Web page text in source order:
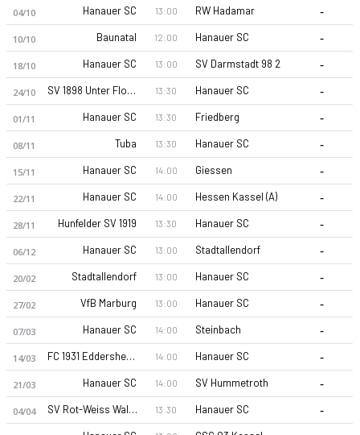
Hanauer SC 26-27 sezonu | Hessenliga'de 8. sırada, 3
04/10 Hanauer SC 13:00 RW Hadamar -
10/10 Baunatal 12:00 Hanauer SC -
18/10 Hanauer SC 13:00 SV Darmstadt 98 2 -
24/10 SV 1898 Unter Flockenbach 13:30 Hanauer SC -
01/11 Hanauer SC 13:30 Friedberg -
08/11 Tuba 13:30 Hanauer SC -
15/11 Hanauer SC 14:00 Giessen -
22/11 Hanauer SC 14:00 Hessen Kassel (A) -
28/11 Hunfelder SV 1919 13:30 Hanauer SC -
06/12 Hanauer SC 13:00 Stadtallendorf -
20/02 Stadtallendorf 13:00 Hanauer SC -
27/02 VfB Marburg 13:00 Hanauer SC -
07/03 Hanauer SC 14:00 Steinbach -
14/03 FC 1931 Eddersheim 14:00 Hanauer SC -
21/03 Hanauer SC 14:00 SV Hummetroth -
04/04 SV Rot-Weiss Walldorf 13:30 Hanauer SC -